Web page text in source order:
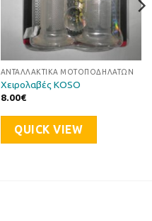
ΑΝΤΑΛΛΑΚΤΙΚΆ ΜΟΤΟΠΟΔΗΛΆΤΩΝ
Χειρολαβές KOSO
8.00€
QUICK VIEW